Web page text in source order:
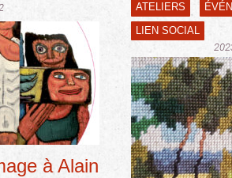
à Alain
ATELIERS
LIEN SOCIAL